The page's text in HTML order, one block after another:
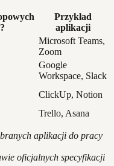
Przykład
aplikacji
Microsoft Teams,
Zoom
Google
Workspace, Slack
ClickUp, Notion
Trello, Asana
aplikacji do pracy
oficjalnych specyfikacji